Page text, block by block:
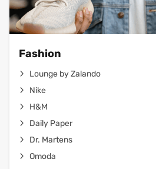
Fashion
Lounge by Zalando
Nike
H&M
Daily Paper
Dr. Martens
Omoda